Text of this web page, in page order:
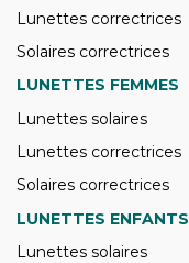
Lunettes correctrices
Solaires correctrices
LUNETTES FEMMES
Lunettes solaires
Lunettes correctrices
Solaires correctrices
LUNETTES ENFANTS
Lunettes solaires